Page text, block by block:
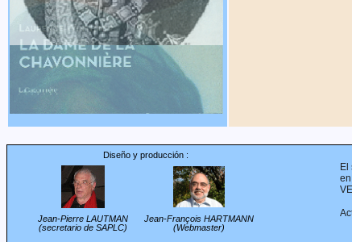
Diseño y producción :
Jean-Pierre LAUTMAN
(secretario de SAPLC)
Jean-François HARTMANN
(Webmaster)
El